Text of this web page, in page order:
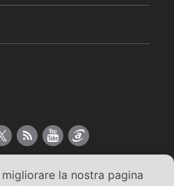
la nostra pagina